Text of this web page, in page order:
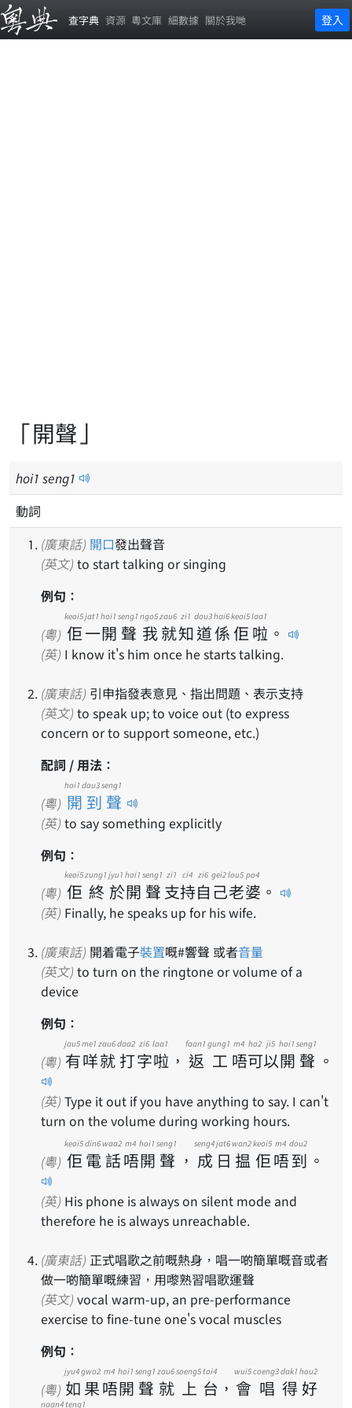
查字典 資源 粵文庫 細數據 關於我哋 登入
「開聲」
hoi1 seng1
動詞
(廣東話) 開口發出聲音
(英文) to start talking or singing
例句：
(粵) 佢
keoi5
一
jat1
開
hoi1
聲
seng1
我
ngo5
就
zau6
知
zi1
道
dou3
係
hai6
佢
keoi5
啦
laa1
。
(英) I know it's him once he starts talking.
(廣東話) 引申指發表意見、指出問題、表示支持
(英文)
concern or to support someone, etc.)
配詞 / 用法：
(粵) 開到聲
hoi1 dou3 seng1
(英) to say something explicitly
例句：
(粵) 佢
keoi5
終
zung1
於
jyu1
開
hoi1
聲
seng1
支
zi1
持
ci4
自
zi6
己
gei2
老
lou5
婆
po4
。
(英) Finally, he speaks up for his wife.
(廣東話) 開着電子裝置嘅#響聲 或者音量
(英文)
device
例句：
(粵) 有
jau5
咩
me1
就
zau6
打
daa2
字
zi6
啦
laa1
， 返
faan1
工
gung1
唔
m4
可
ho2
以
ji5
開
hoi1
聲
seng1
。
(英) Type it out if you have anything to say. I can't
turn on the volume during working hours.
(粵) 佢
keoi5
電
din6
話
waa2
唔
m4
開
hoi1
聲
seng1
， 成
seng4
日
jat6
揾
wan2
佢
keoi5
唔
m4
到
dou2
。
(英) His phone is always on silent mode and
therefore he is always unreachable.
(廣東話)
做一啲簡單嘅練習，用嚟熟習唱歌運聲
(英文)
exercise to fine-tune one's vocal muscles
例句：
(粵) 如
jyu4
果
gwo2
唔
m4
開
hoi1
聲
seng1
就
zau6
上
soeng5
台
toi4
， 會
wui5
唱
coeng3
得
dak1
好
hou2
naan4teng1